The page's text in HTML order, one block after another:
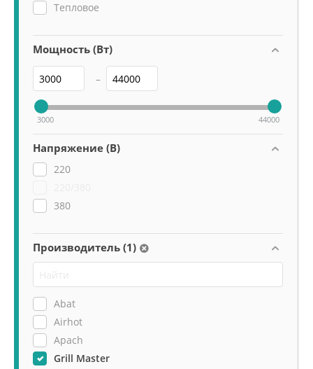
Тепловое
Мощность (Вт)
–
3000 44000
Напряжение (В)
220
380
Производитель (1)
Abat
Airhot
Apach
Grill Master